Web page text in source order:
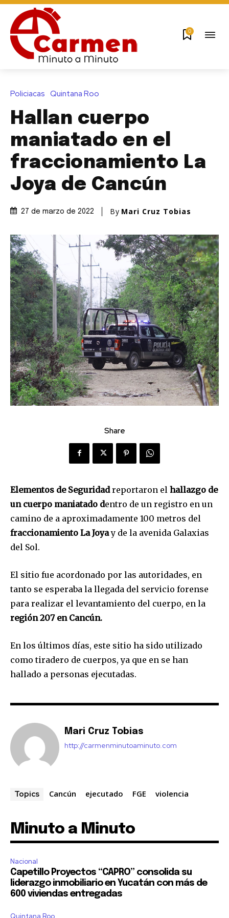
0
Policiacas Quintana Roo
Hallan cuerpo
maniatado en el
fraccionamiento La
Joya de Cancún
27 de marzo de 2022 By Mari Cruz Tobias
Share
Elementos de Seguridadreportaron el hallazgo de
un cuerpo maniatado dentro de un registro en un
camino de a aproximadamente 100 metros del
fraccionamiento La Joyay de la avenida Galaxias
del Sol.
El sitio fue acordonado por las autoridades, en
tanto se esperaba la llegada del servicio forense
para realizar el levantamiento del cuerpo, en la
región 207 en Cancún.
En los últimos días, este sitio ha sido utilizado
como tiradero de cuerpos, ya que en se han
hallado a personas ejecutadas.
Mari Cruz Tobias
http://carmenminutoaminuto.com
Topics Cancún ejecutado FGE violencia
Minuto a Minuto
Nacional
Capetillo Proyectos “CAPRO” consolida su
liderazgo inmobiliario en Yucatán con más de
600 viviendas entregadas
Quintana Roo